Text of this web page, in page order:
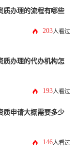
质办理的流程有哪些
203人看过
质办理的代办机构怎
193人看过
质申请大概需要多少
146人看过